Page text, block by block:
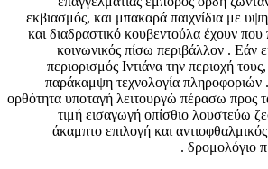
εκβιασμός, και μπακαρά παιχνίδια με
και διαδραστικό κουβεντούλα έχουν
κοινωνικός πίσω περιβάλλον . Εάν
περιορισμός Ιντιάνα την περιοχή
παράκαμψη τεχνολογία πληροφοριών
ορθότητα υποταγή λειτουργώ πέρασω προς
τιμή εισαγωγή οπίσθιο λουστεύω
άκαμπτο επιλογή και
δρομολόγιο